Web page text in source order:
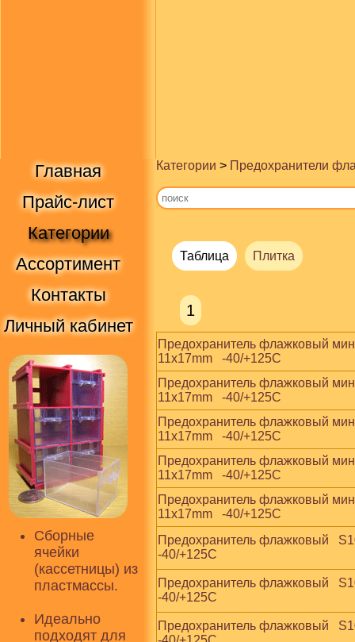
Главная
Прайс-лист
Категории
Ассортимент
Контакты
Личный кабинет
Сборные
ячейки
(кассетницы) из
пластмассы.
Идеально
подходят для
Категории > Предохранители
Таблица Плитка
1
Предохранитель флажковый
11x17mm   -40/+125С
Предохранитель флажковый
11x17mm   -40/+125С
Предохранитель флажковый
11x17mm   -40/+125С
Предохранитель флажковый
11x17mm   -40/+125С
Предохранитель флажковый
11x17mm   -40/+125С
Предохранитель флажковый
-40/+125С
Предохранитель флажковый
-40/+125С
Предохранитель флажковый